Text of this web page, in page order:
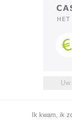
Ik kwam, ik